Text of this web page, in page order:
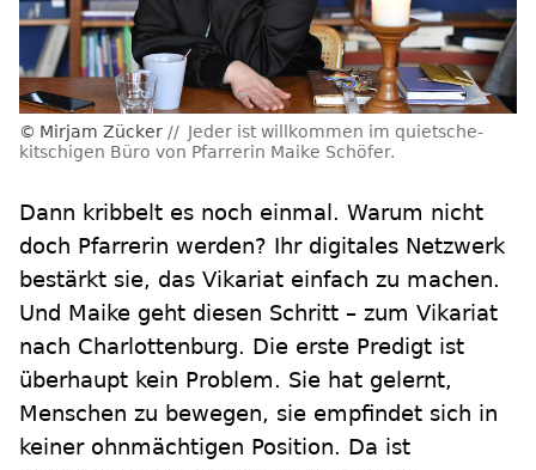
Mirjam Zücker
Jeder ist willkommen im quietsche-
kitschigen Büro von Pfarrerin Maike Schöfer.
Dann kribbelt es noch einmal. Warum nicht
doch Pfarrerin werden? Ihr digitales Netzwerk
bestärkt sie, das Vikariat einfach zu machen.
Und Maike geht diesen Schritt – zum Vikariat
nach Charlottenburg. Die erste Predigt ist
überhaupt kein Problem. Sie hat gelernt,
Menschen zu bewegen, sie empfindet sich in
keiner ohnmächtigen Position. Da ist